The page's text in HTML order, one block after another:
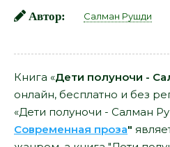
Автор: Салман Рушди
Книга «Дети полуночи -
онлайн, бесплатно и без
«Дети полуночи - Салман
Современная проза"